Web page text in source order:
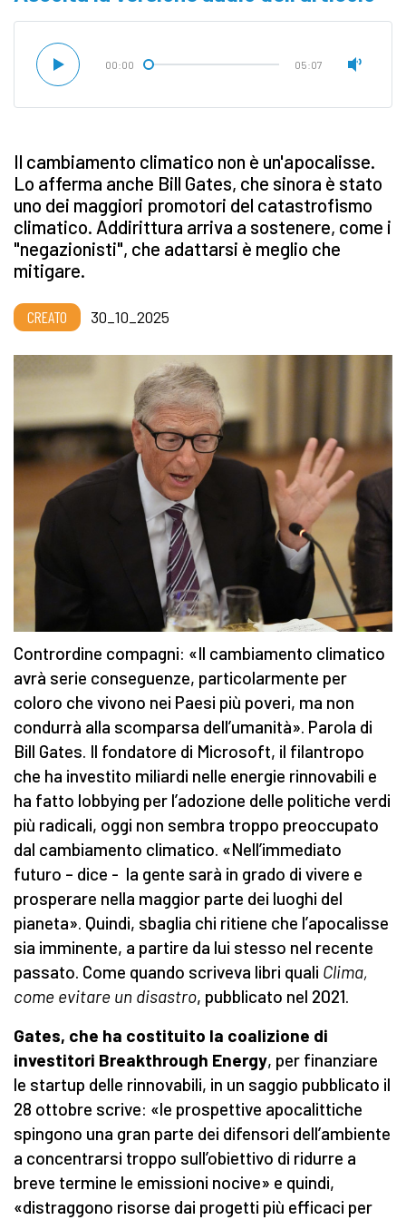
00:00 05:07
Il cambiamento climatico non è un'apocalisse.
Lo afferma anche Bill Gates, che sinora è stato
uno dei maggiori promotori del catastrofismo
climatico. Addirittura arriva a sostenere, come i
"negazionisti", che adattarsi è meglio che
mitigare.
CREATO 30_10_2025
Contrordine compagni: «Il cambiamento climatico
avrà serie conseguenze, particolarmente per
coloro che vivono nei Paesi più poveri, ma non
condurrà alla scomparsa dell’umanità». Parola di
Bill Gates. Il fondatore di Microsoft, il filantropo
che ha investito miliardi nelle energie rinnovabili e
ha fatto lobbying per l’adozione delle politiche verdi
più radicali, oggi non sembra troppo preoccupato
dal cambiamento climatico. «Nell’immediato
futuro – dice - la gente sarà in grado di vivere e
prosperare nella maggior parte dei luoghi del
pianeta». Quindi, sbaglia chi ritiene che l’apocalisse
sia imminente, a partire da lui stesso nel recente
passato. Come quando scriveva libri quali Clima,
come evitare un disastro, pubblicato nel 2021.
Gates, che ha costituito la coalizione di
investitori Breakthrough Energy, per finanziare
le startup delle rinnovabili, in un saggio pubblicato il
28 ottobre scrive: «le prospettive apocalittiche
spingono una gran parte dei difensori dell’ambiente
a concentrarsi troppo sull’obiettivo di ridurre a
breve termine le emissioni nocive» e quindi,
«distraggono risorse dai progetti più efficaci per